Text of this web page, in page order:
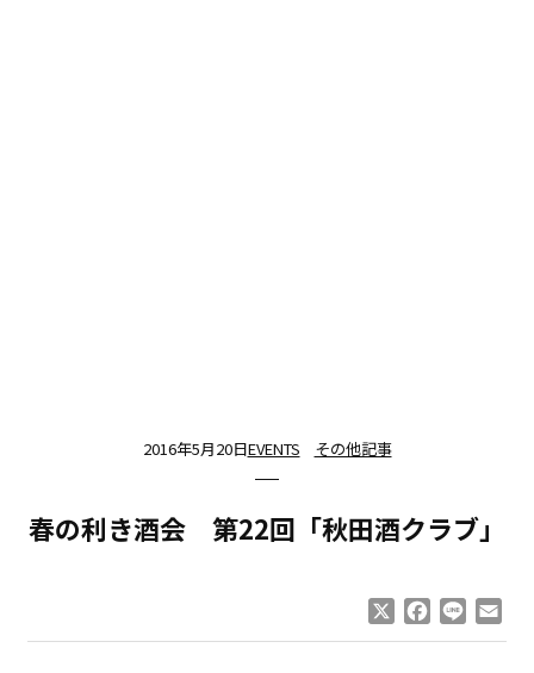
2016年5月20日EVENTS その他記事
春の利き酒会 第22回「秋田酒クラブ」
Facebook
Line